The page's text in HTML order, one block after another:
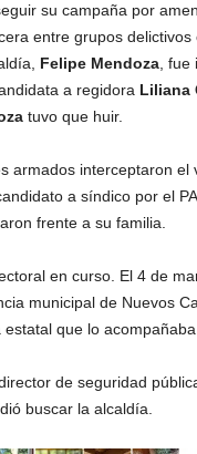
su campaña por
entre grupos delictivos
Felipe Mendoza, fue
a regidora Liliana
tuvo que huir.
armados interceptaron el
a síndico por el
frente a su familia.
en curso. El 4 de
municipal de Nuevos
que lo acompañaba.
de seguridad
buscar la alcaldía.